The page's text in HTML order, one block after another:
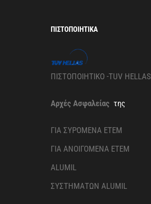
ΠΙΣΤΟΠΟΙΗΤΙΚΆ
ΠΙΣΤΟΠΟΙΗΤΙΚΟ -TUV HELLAS
Αρχές Ασφαλείας της
ΓΙΑ ΣΥΡΟΜΕΝΑ ETEM
ΓΙΑ ΑΝΟΙΓΟΜΕΝΑ ETEM
ALUMIL
ΣΥΣΤΗΜΑΤΩΝ ALUMIL